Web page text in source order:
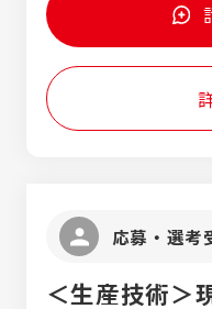
応募・選考
＜生産技術＞